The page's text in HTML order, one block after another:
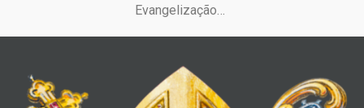
Evangelização…